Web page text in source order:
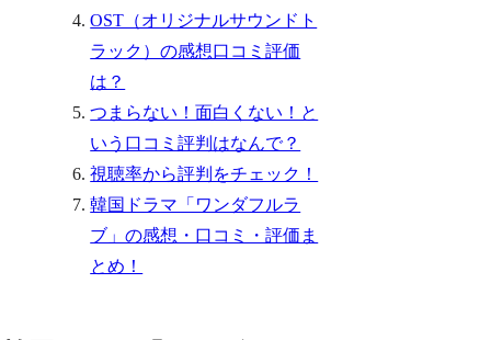
OST（オリジナルサウンドト
ラック）の感想口コミ評価
は？
つまらない！面白くない！と
いう口コミ評判はなんで？
視聴率から評判をチェック！
韓国ドラマ「ワンダフルラ
ブ」の感想・口コミ・評価ま
とめ！